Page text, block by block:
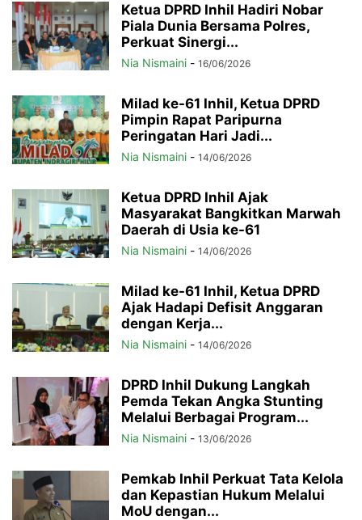
Ketua DPRD Inhil Hadiri Nobar
Piala Dunia Bersama Polres,
Perkuat Sinergi...
Nia Nismaini - 16/06/2026
Milad ke-61 Inhil, Ketua DPRD
Pimpin Rapat Paripurna
Peringatan Hari Jadi...
Nia Nismaini - 14/06/2026
Ketua DPRD Inhil Ajak
Masyarakat Bangkitkan Marwah
Daerah di Usia ke-61
Nia Nismaini - 14/06/2026
Milad ke-61 Inhil, Ketua DPRD
Ajak Hadapi Defisit Anggaran
dengan Kerja...
Nia Nismaini - 14/06/2026
DPRD Inhil Dukung Langkah
Pemda Tekan Angka Stunting
Melalui Berbagai Program...
Nia Nismaini - 13/06/2026
Pemkab Inhil Perkuat Tata Kelola
dan Kepastian Hukum Melalui
MoU dengan...